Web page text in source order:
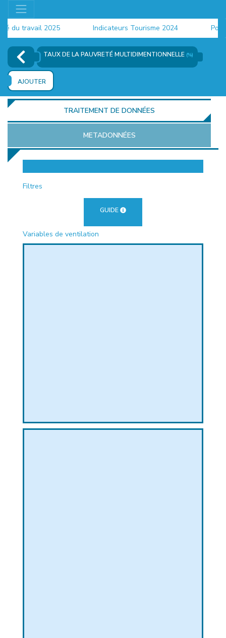
travail 2025 Indicateurs Tourisme 2024
TAUX DE LA PAUVRETÉ MULTIDIMENTIONNELLE (%)
AJOUTER
TRAITEMENT DE DONNÉES
METADONNÉES
Filtres
GUIDE
Variables de ventilation